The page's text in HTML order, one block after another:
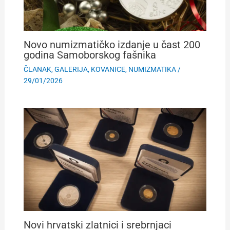
Novo numizmatičko izdanje u čast 200
godina Samoborskog fašnika
ČLANAK,GALERIJA, KOVANICE, NUMIZMATIKA/
29/01/2026
Novi hrvatski zlatnici i srebrnjaci